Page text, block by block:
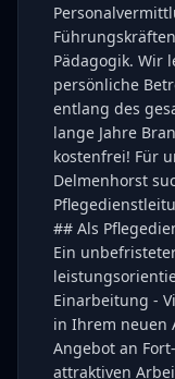
Pädagogik. Wir
persönliche
entlang des
lange Jahre
kostenfrei! Für
Delmenhorst
## Als
Ein
Einarbeitung -
in Ihrem neuen
Angebot an
attraktiven